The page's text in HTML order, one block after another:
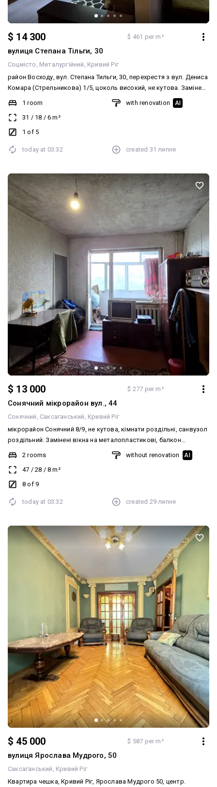
$ 14 300 $ 461 per m²
вулиця Степана Тільги, 30
Соцмісто Металургійний Кривий Ріг
район Восходу, вул. Степана Тильги, 30, перехрестя з вул. Дениса
Комара (Стрельникова) 1/5, цоколь високий, не кутова. Замінено
вікна, труби, сантехніку, санвузол — кахель, на кухні робоча
стінка — кахель. Нові міжкімнатні двері. Підлога — ламінат.
Залишаються всі меблі та техніка. Вхідні залізні двері. Домофон.
Є всі лічильники. Документи в порядку. ☎️ 067-251-251-8
1 room
31 / 18 / 6 m²
1 of 5
with renovation AI
today at 03:32 created 31 липня
$ 13 000 $ 277 per m²
Сонячний мікрорайон вул., 44
Сонячний Саксаганський Кривий Ріг
мікрорайон Сонячний 8/9, не кутова, кімнати роздільні, санвузол
роздільний. Замінені вікна на металопластикові, балкон
засклений. Труби металопластикові. Вхідні залізні двері.
Документи в порядку. Без боргів. ☎️ 067-251-251-8 Анжеліка
2 rooms
47 / 28 / 8 m²
8 of 9
without renovation AI
today at 03:32 created 29 липня
$ 45 000 $ 587 per m²
вулиця Ярослава Мудрого, 50
Саксаганський Кривий Ріг
Квартира чешка, Кривий Ріг, Ярослава Мудрого 50, центр.